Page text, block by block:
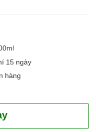
15 ngày
hàng